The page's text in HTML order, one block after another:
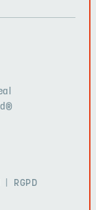
RGPD